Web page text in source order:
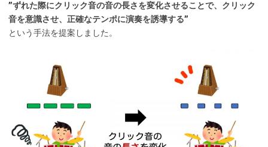
”ずれた際にクリック音の音の長さを変化させることで、クリック
音を意識させ、正確なテンポに演奏を誘導する”
という手法を提案しました。